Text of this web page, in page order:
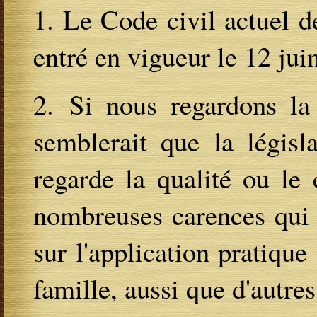
1. Le Code civil actuel
entré en vigueur le 12
2. Si nous regardons
semblerait que la
regarde la qualité ou
nombreuses carences
sur l'application
famille, aussi que